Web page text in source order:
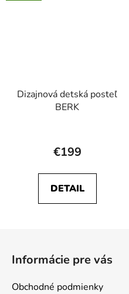
Dizajnová detská posteľ
BERK
€199
DETAIL
Informácie pre vás
Obchodné podmienky